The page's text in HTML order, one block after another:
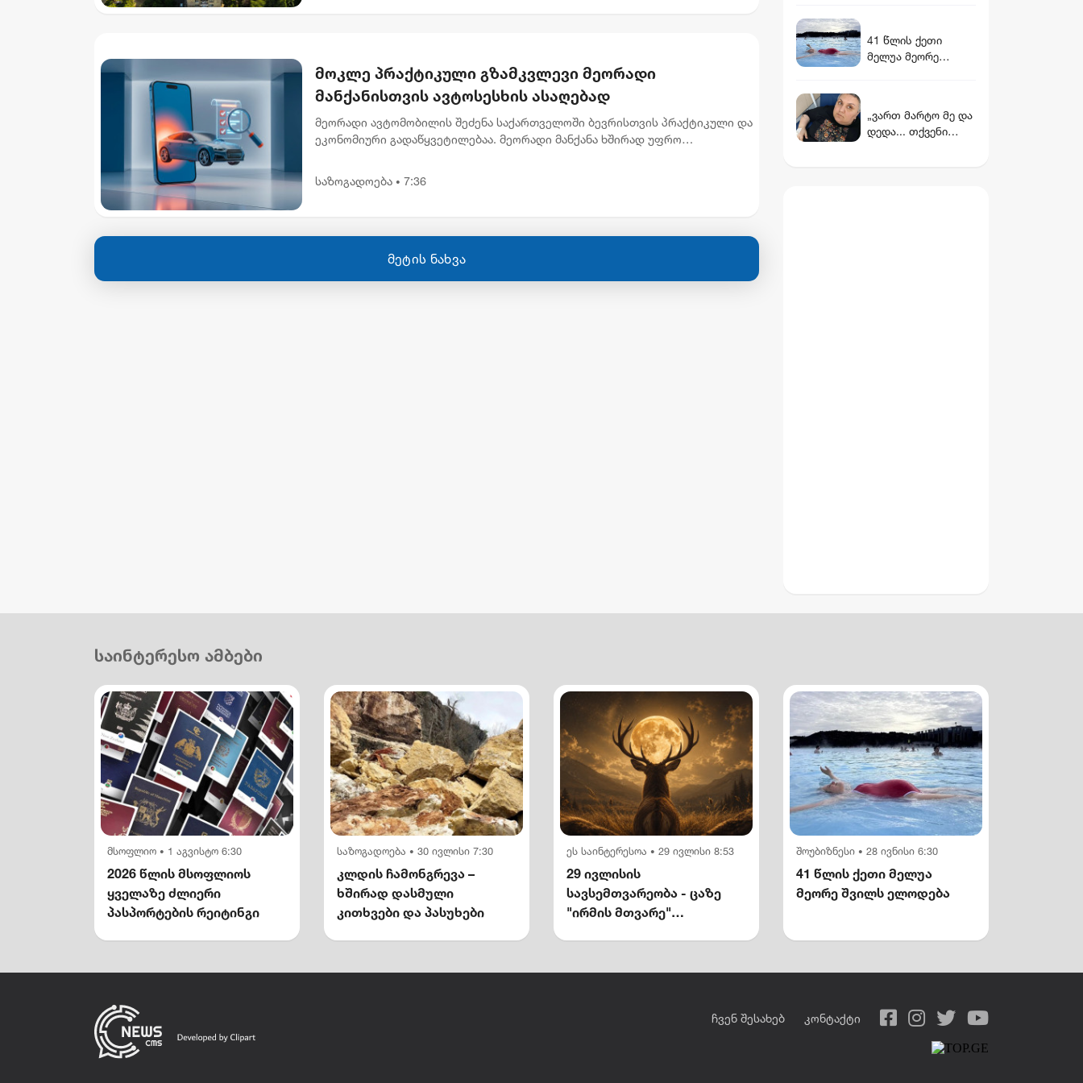
მოკლე პრაქტიკული გზამკვლევი მეორადი
მანქანისთვის ავტოსესხის ასაღებად
მეორადი ავტომობილის შეძენა საქართველოში ბევრისთვის პრაქტიკული და
ეკონომიური გადაწყვეტილებაა. მეორადი მანქანა ხშირად უფრო
საზოგადოება • 7:36
მეტის ნახვა
გაამართლა
41 წლის ქეთი
მელუა მეორე
„ვართ მარტო მე და
დედა... თქვენი
საინტერესო ამბები
მსოფლიო • 1 აგვისტო 6:30
2026 წლის მსოფლიოს
ყველაზე ძლიერი
პასპორტების რეიტინგი
საზოგადოება • 30 ივლისი 7:30
კლდის ჩამონგრევა –
ხშირად დასმული
კითხვები და პასუხები
ეს საინტერესოა • 29 ივლისი 8:53
29 ივლისის
სავსემთვარეობა - ცაზე
"ირმის მთვარე"
შოუბიზნესი • 28 ივნისი 6:30
41 წლის ქეთი მელუა
მეორე შვილს ელოდება
ჩვენ შესახებ კონტაქტი